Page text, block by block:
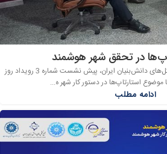
در تحقق شهر هوشمند
به گزارش روابط عمومی مجمع تشکل‌های دانش‌بنیان ایران، پیش نشست شماره 3 رویداد روز
استارتاپ‌ها در دستور کار شهر ه...
ادامه مطلب